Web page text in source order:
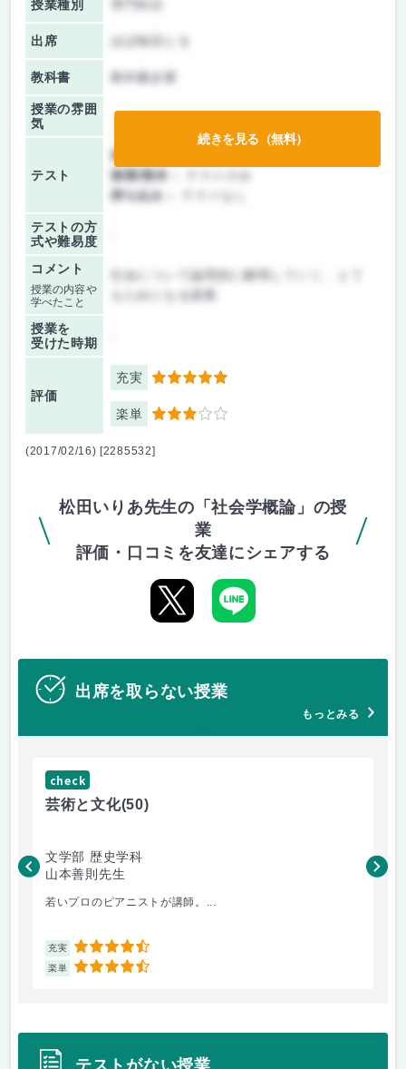
授業種別
出席 ほぼ毎回とる
教科書 教科書必要
授業の雰囲
気
テスト
前期/中間：
後期/期末：
持ち込み：
テストの方
式や難易度
コメント
授業の内容や
学べたこと
社会について論理的に解明していく、とて
授業を
受けた時期
評価
充実 5
楽単 3
続きを見る（無料）
(2017/02/16) [2285532]
松田いりあ先生の「社会学概論」の授
業
評価・口コミを友達にシェアする
出席を取らない授業
もっとみる
check
芸術と文化(50)
文学部 歴史学科
山本善則先生
若いプロのピアニストが講師。...
充実 4.5
楽単 4.5
山
テストがない授業